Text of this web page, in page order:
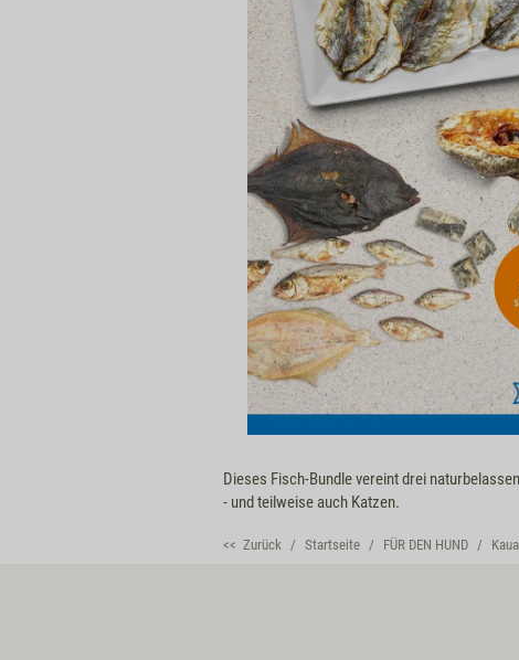
Dieses Fisch-Bundle vereint drei
- und teilweise auch Katzen.
<< Zurück Startseite FÜR DEN HUND